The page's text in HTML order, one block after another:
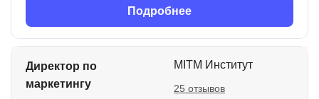
Подробнее
Директор по
маркетингу
MITM Институт
25 отзывов